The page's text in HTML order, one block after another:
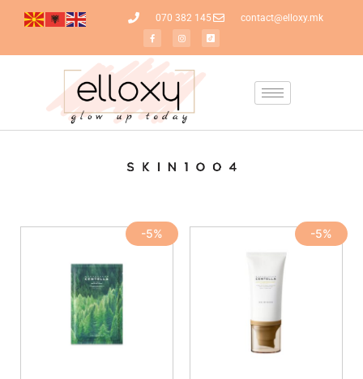
070 382 145 contact@elloxy.mk
-5% -5%